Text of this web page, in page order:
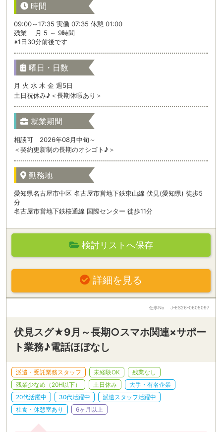
時間
09:00～17:35 実働 07:35 休憩 01:00
残業 月 5 ～ 9時間
※1日30分前後です
曜日・日数
月 火 水 木 金 週5日
土日祝休み♪＜長期休暇あり＞
就業期間
相談可 2026年08月中旬～
＜契約更新制の長期のオシゴト♪＞
勤務地
愛知県名古屋市中区 名古屋市営地下鉄東山線 伏見(愛知県) 徒歩5
分
名古屋市営地下鉄桜通線 国際センター 徒歩11分
検討リストへ保存
詳細を見る
仕事No J-ES26-0605097
伏見スグ★9月～長期○スマホ関連×サポー
ト業務♪電話ほぼなし
派遣・受託業務スタッフ 未経験OK
残業なし
残業少なめ（20H以下）
土日休み
大手・有名企業
20代活躍中
30代活躍中
派遣スタッフ活躍中
社食・休憩室あり
6ヶ月以上